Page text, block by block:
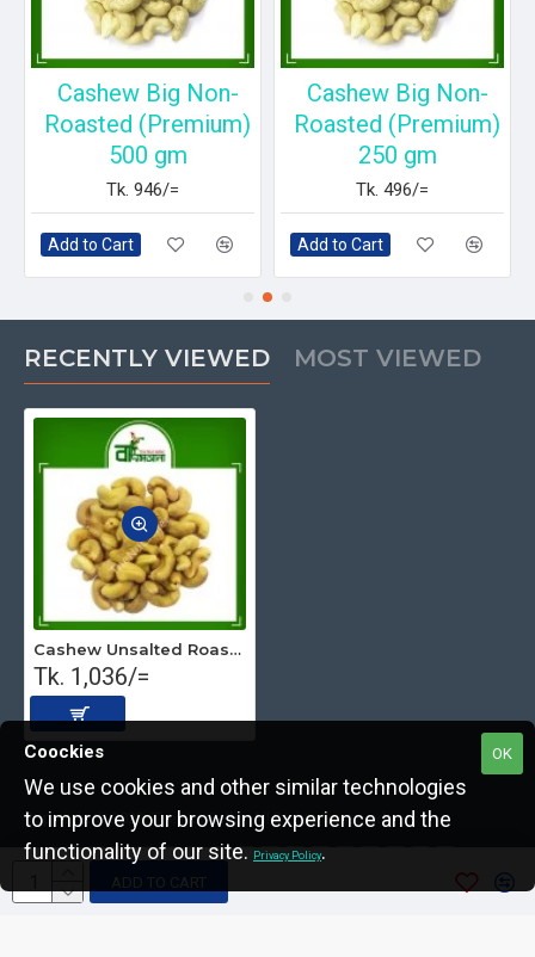
ADD TO CART
Cashew Big Non-
Roasted (Premium)
500 gm
Tk. 946/=
Add to Cart
Cashew Big Non-
Roasted (Premium)
250 gm
Tk. 496/=
Add to Cart
RECENTLY VIEWED MOST VIEWED
Cashew Unsalted Roasted Big Premium 500 gm
Tk. 1,036/=
Copyright © 2022, The Nut Seller, All Rights Reserved.
OK
Coockies
We use cookies and other similar technologies
to improve your browsing experience and the
functionality of our site. Privacy Policy.